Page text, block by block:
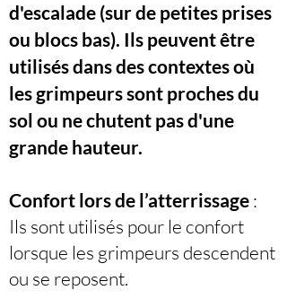
d'escalade (sur de petites prises
ou blocs bas). Ils peuvent être
utilisés dans des contextes où
les grimpeurs sont proches du
sol ou ne chutent pas d'une
grande hauteur.
Confort lors de l’atterrissage :
Ils sont utilisés pour le confort
lorsque les grimpeurs descendent
ou se reposent.